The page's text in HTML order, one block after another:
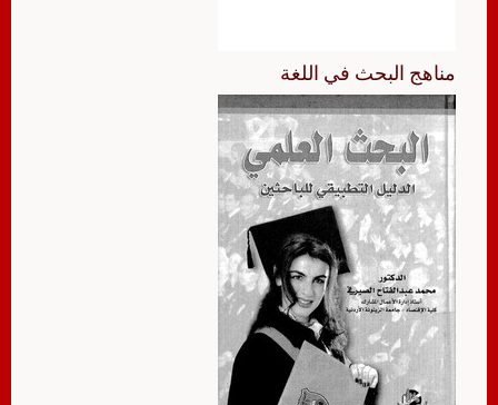
مناهج البحث في اللغة